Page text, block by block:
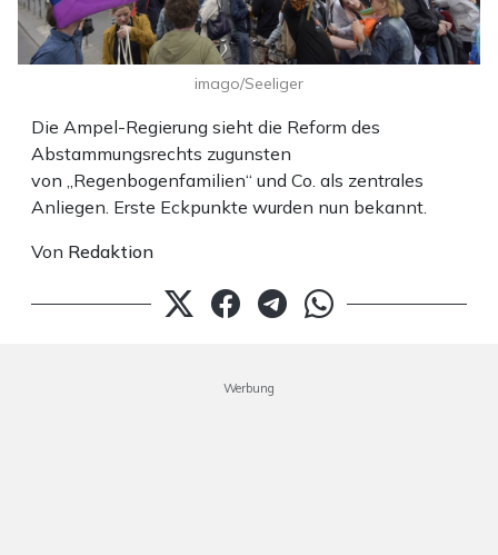
Die Ampel-Regierung sieht die Reform des
Abstammungsrechts zugunsten
von „Regenbogenfamilien“ und Co. als zentrales
Anliegen. Erste Eckpunkte wurden nun bekannt.
Von Redaktion
imago/Seeliger
Werbung